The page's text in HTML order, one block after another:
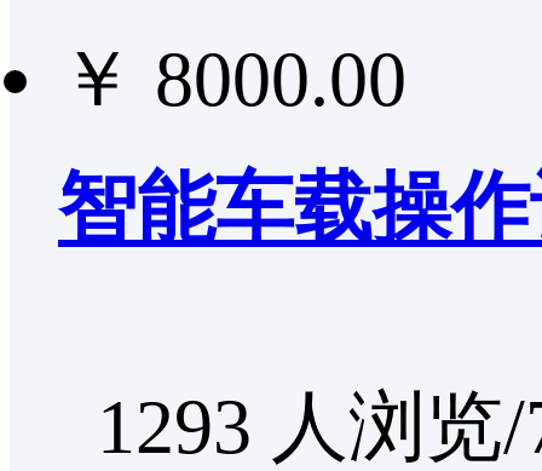
￥ 8000.00
智能车载操
1293 人浏览/